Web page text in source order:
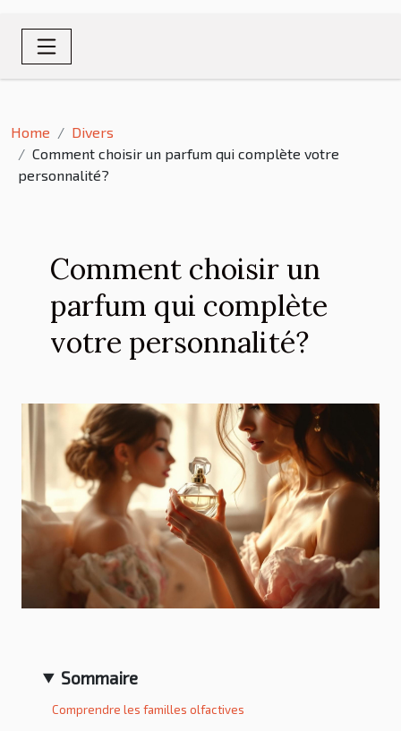
Home
Divers
Comment choisir un parfum qui complète votre
personnalité?
Comment choisir un
parfum qui complète
votre personnalité?
Sommaire
Comprendre les familles olfactives